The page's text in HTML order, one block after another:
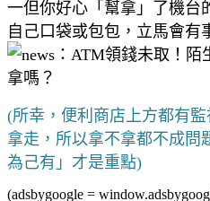
一但你好心「幫拿」了機台
自己口袋或包包，立馬會有
(所幸，便利商店上方都有
拿走，所以拿不拿都不成問
為己有」才是重點)
(adsbygoogle =